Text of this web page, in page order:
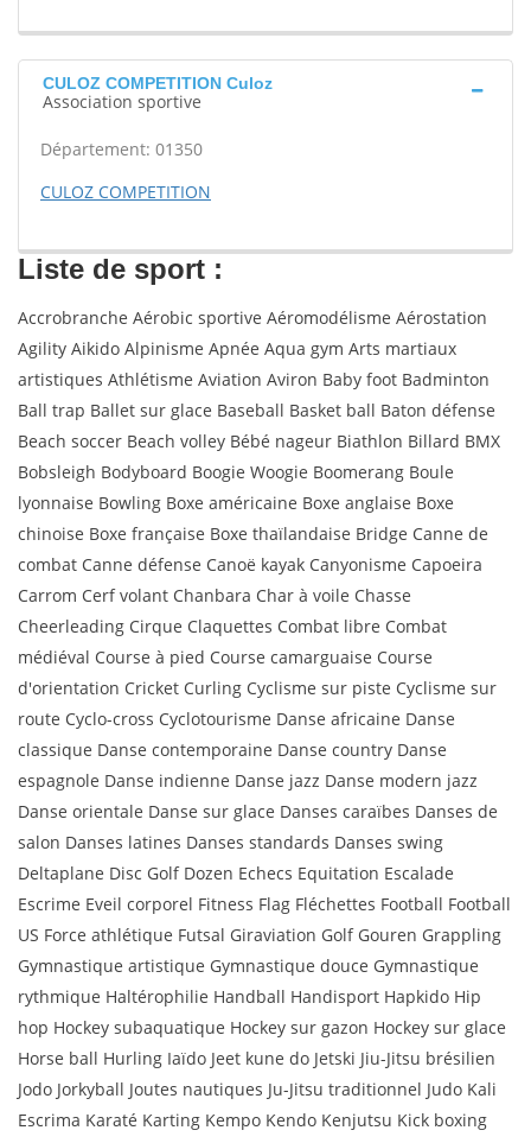
CULOZ COMPETITION Culoz
Association sportive
Département: 01350
CULOZ COMPETITION
Liste de sport :
Accrobranche Aérobic sportive Aéromodélisme Aérostation
Agility Aikido Alpinisme Apnée Aqua gym Arts martiaux
artistiques Athlétisme Aviation Aviron Baby foot Badminton
Ball trap Ballet sur glace Baseball Basket ball Baton défense
Beach soccer Beach volley Bébé nageur Biathlon Billard BMX
Bobsleigh Bodyboard Boogie Woogie Boomerang Boule
lyonnaise Bowling Boxe américaine Boxe anglaise Boxe
chinoise Boxe française Boxe thaïlandaise Bridge Canne de
combat Canne défense Canoë kayak Canyonisme Capoeira
Carrom Cerf volant Chanbara Char à voile Chasse
Cheerleading Cirque Claquettes Combat libre Combat
médiéval Course à pied Course camarguaise Course
d'orientation Cricket Curling Cyclisme sur piste Cyclisme sur
route Cyclo-cross Cyclotourisme Danse africaine Danse
classique Danse contemporaine Danse country Danse
espagnole Danse indienne Danse jazz Danse modern jazz
Danse orientale Danse sur glace Danses caraïbes Danses de
salon Danses latines Danses standards Danses swing
Deltaplane Disc Golf Dozen Echecs Equitation Escalade
Escrime Eveil corporel Fitness Flag Fléchettes Football Football
US Force athlétique Futsal Giraviation Golf Gouren Grappling
Gymnastique artistique Gymnastique douce Gymnastique
rythmique Haltérophilie Handball Handisport Hapkido Hip
hop Hockey subaquatique Hockey sur gazon Hockey sur glace
Horse ball Hurling Iaïdo Jeet kune do Jetski Jiu-Jitsu brésilien
Jodo Jorkyball Joutes nautiques Ju-Jitsu traditionnel Judo Kali
Escrima Karaté Karting Kempo Kendo Kenjutsu Kick boxing